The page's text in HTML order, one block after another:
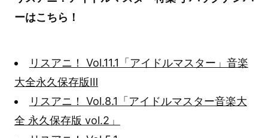
ーはこちら！
リスアニ！ Vol.11.1「アイドルマスター」音楽
大全永久保存版Ⅲ
リスアニ！ Vol.8.1「アイドルマスター音楽大
全 永久保存版 vol.2」